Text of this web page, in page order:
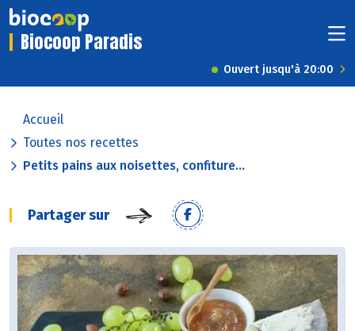
Biocoop Paradis
Ouvert jusqu'à 20:00
Accueil
Toutes nos recettes
Petits pains aux noisettes, confiture...
Partager sur